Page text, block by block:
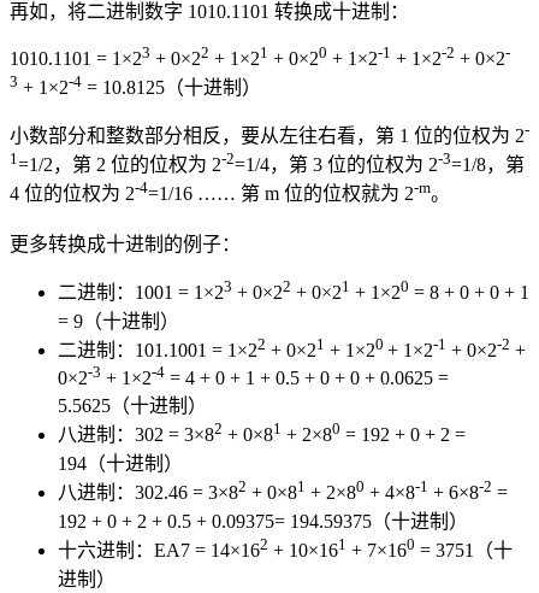
再如，将二进制数字 1010.1101 转换成十进制：
1010.1101 = 1×23 + 0×22 + 1×21 + 0×20 + 1×2-1 + 1×2-2 + 0×2-
3 + 1×2-4 = 10.8125（十进制）
小数部分和整数部分相反，要从左往右看，第 1 位的位权为 2-
1 =1/2，第 2 位的位权为 2-2=1/4，第 3 位的位权为 2-3=1/8，第
4 位的位权为 2-4=1/16 …… 第 m 位的位权就为 2-m。
更多转换成十进制的例子：
二进制：1001 = 1×23 + 0×22 + 0×21 + 1×20 = 8 + 0 + 0 + 1
= 9（十进制）
二进制：101.1001 = 1×22 + 0×21 + 1×20 + 1×2-1 + 0×2-2 +
0×2-3 + 1×2-4 = 4 + 0 + 1 + 0.5 + 0 + 0 + 0.0625 =
5.5625（十进制）
八进制：302 = 3×82 + 0×81 + 2×80 = 192 + 0 + 2 =
194（十进制）
八进制：302.46 = 3×82 + 0×81 + 2×80 + 4×8-1 + 6×8-2 =
192 + 0 + 2 + 0.5 + 0.09375= 194.59375（十进制）
十六进制：EA7 = 14×162 + 10×161 + 7×160 = 3751（十
进制）